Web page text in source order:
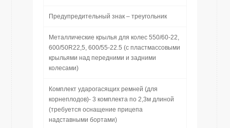
Предупредительный знак – треугольник
Металлические крылья для колес 550/60-22,
600/50R22,5, 600/55-22.5 (с пластмассовыми
крыльями над передними и задними
колесами)
Комплект ударогасящих ремней (для
корнеплодов)- 3 комплекта по 2,3м длиной
(требуется оснащение прицепа
надставными бортами)